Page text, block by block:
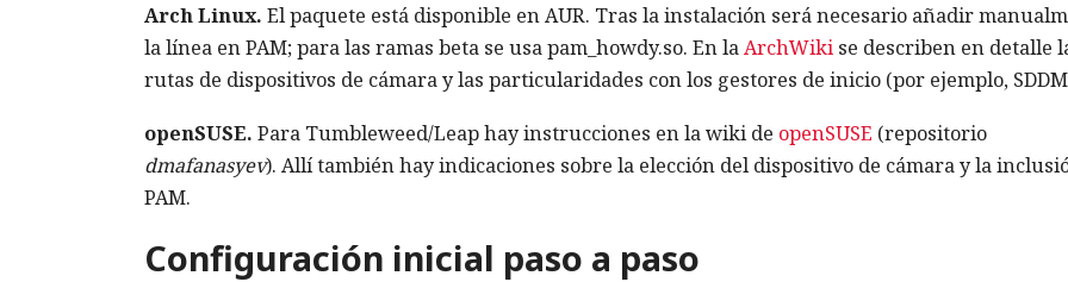
Arch Linux. El paquete está disponible en AUR. Tras la instalación será necesario añadir
la línea en PAM; para las ramas beta se usa pam_howdy.so. En laArchWiki se describen en detalle
rutas de dispositivos de cámara y las particularidades con los gestores de inicio (por ejemplo,
openSUSE. Para Tumbleweed/Leap hay instrucciones en la wiki de openSUSE (repositorio
dmafanasyev). Allí también hay indicaciones sobre la elección del dispositivo de cámara y la
PAM.
Configuración inicial paso a paso